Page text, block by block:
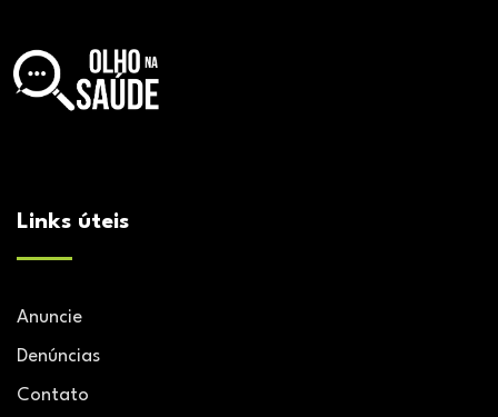
Links úteis
Anuncie
Denúncias
Contato